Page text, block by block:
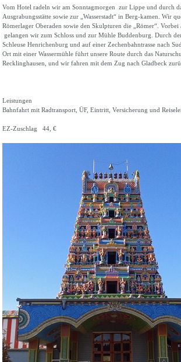
Vom Hotel radeln wir am Sonntagmorgen zur Lippe und durch
Ausgrabungsstätte sowie zur „Wasserstadt“ in Berg-kamen. Wir
Römerlager Oberaden sowie den Skulpturen die „Römer“.
gelangen wir zum Schloss und zur Mühle Buddenburg. Durch
Schleuse Henrichenburg und auf einer Zechenbahntrasse nach
Ort mit einer Wassermühle führt unsere Route durch das
Recklinghausen, und wir fahren mit dem Zug nach Gladbeck
Preis
Leistungen
Bahnfahrt mit Radtransport, ÜF, Eintritt, Versicherung und
EZ-Zuschlag 44, €